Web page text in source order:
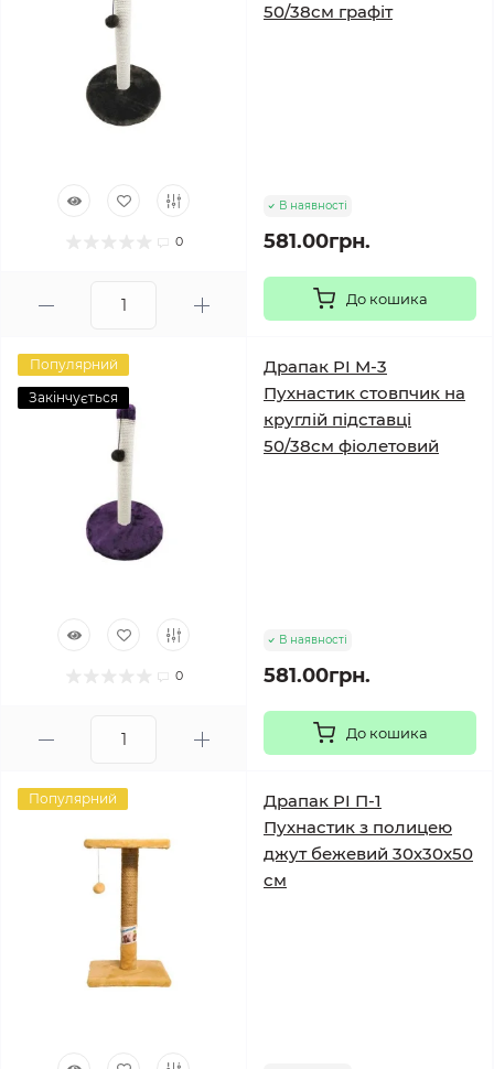
0
50/38см графіт
В наявності
581.00грн.
До кошика
Популярний
Закінчується
0
Драпак PI М-3
Пухнастик стовпчик на
круглій підставці
50/38см фіолетовий
В наявності
581.00грн.
До кошика
Популярний
Драпак PI П-1
Пухнастик з полицею
джут бежевий 30х30х50
см